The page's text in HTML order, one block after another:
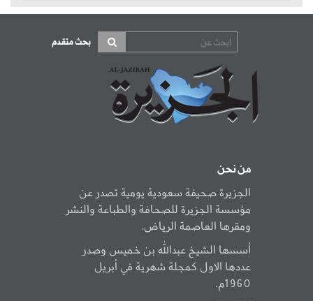
بحث متقدم
من نحن
الجزيرة صحيفة سعودية يومية تصدر عن
مؤسسة الجزيرة للصحافة والطباعة والنشر
ومقرها العاصمة الرياض.
أسسها الشيخ عبدالله بن خميس وصدر
عددها الاول كمجلة شهرية في أبريل
1960م.